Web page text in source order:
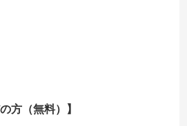
方（無料）】